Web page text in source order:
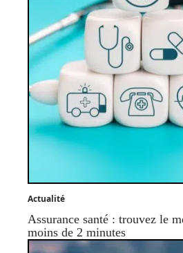
Actualité
Assurance santé : trouvez le
moins de 2 minutes